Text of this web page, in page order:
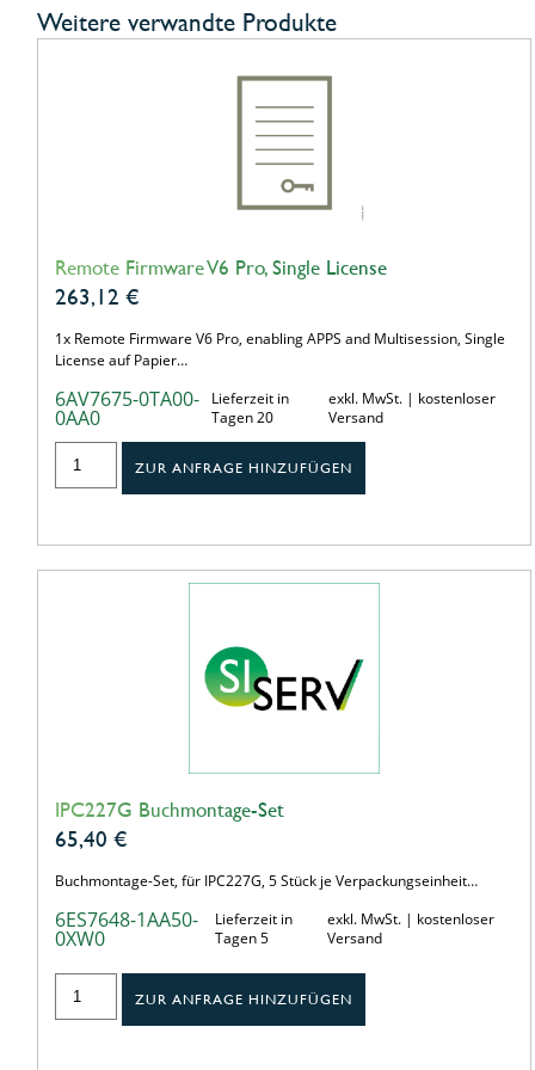
Weitere verwandte Produkte
Remote Firmware V6 Pro, Single License
263,12 €
1x Remote Firmware V6 Pro, enabling APPS and Multisession, Single
License auf Papier…
6AV7675-0TA00-
0AA0
Lieferzeit in
Tagen 20
exkl. MwSt. | kostenloser
Versand
ZUR ANFRAGE HINZUFÜGEN
IPC227G Buchmontage-Set
65,40 €
Buchmontage-Set, für IPC227G, 5 Stück je Verpackungseinheit…
6ES7648-1AA50-
0XW0
Lieferzeit in
Tagen 5
exkl. MwSt. | kostenloser
Versand
ZUR ANFRAGE HINZUFÜGEN